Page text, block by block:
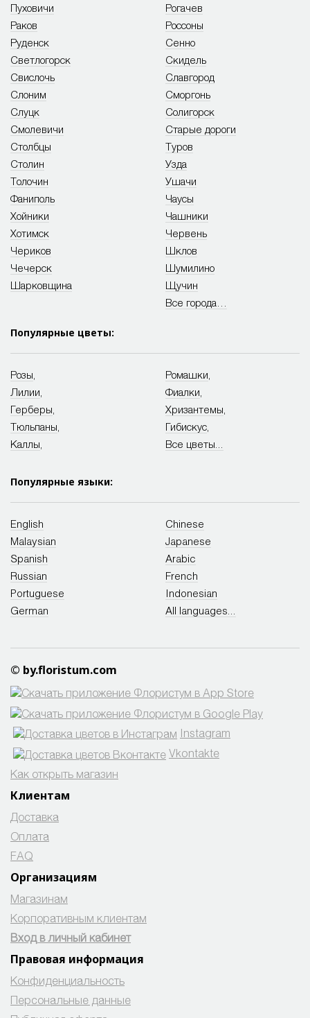
Пуховичи
Раков
Рогачев
Россоны
Руденск
Светлогорск
Свислочь
Сенно
Скидель
Славгород
Слоним
Слуцк
Смолевичи
Сморгонь
Солигорск
Старые дороги
Столбцы
Столин
Толочин
Туров
Узда
Ушачи
Фаниполь
Хойники
Хотимск
Чаусы
Чашники
Червень
Чериков
Чечерск
Шарковщина
Шклов
Шумилино
Щучин
Все города…
Популярные цветы:
Розы
Лилии
Герберы
Тюльпаны
Каллы
Ромашки
Фиалки
Хризантемы
Гибискус
Все цветы...
Популярные языки:
English
Malaysian
Chinese
Japanese
Spanish
Russian
Arabic
French
Portuguese
German
Indonesian
All languages...
© by.floristum.com
Instagram
Vkontakte
Как открыть магазин
Клиентам
Доставка
Оплата
FAQ
Организациям
Магазинам
Корпоративным клиентам
Вход в личный кабинет
Правовая информация
Конфиденциальность
Персональные данные